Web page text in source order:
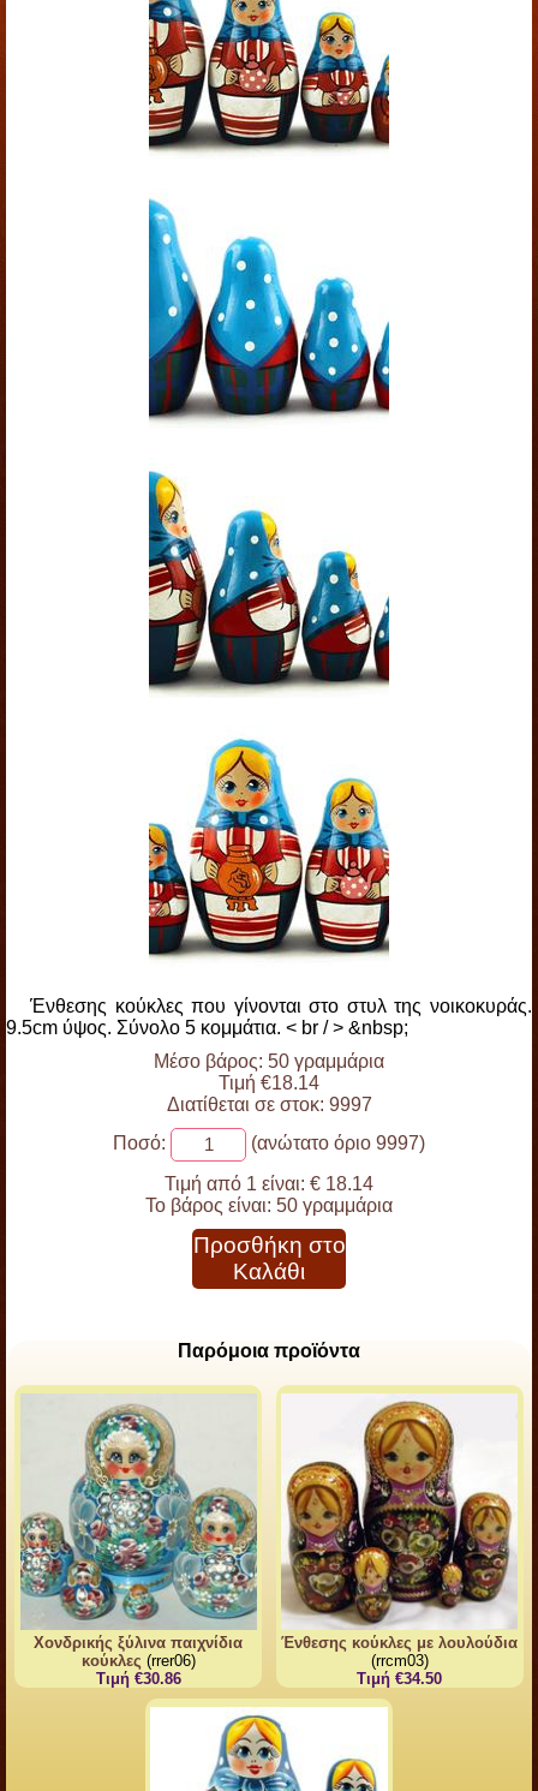
Ένθεσης κούκλες που γίνονται στο στυλ της νοικοκυράς.
9.5cm ύψος. Σύνολο 5 κομμάτια. < br / > &nbsp;
Μέσο βάρος: 50 γραμμάρια
Τιμή €18.14
Διατίθεται σε στοκ: 9997
Ποσό:
(ανώτατο όριο 9997)
Τιμή από 1 είναι: € 18.14
Το βάρος είναι: 50 γραμμάρια
Προσθήκη στο
Καλάθι
Παρόμοια προϊόντα
Χονδρικής ξύλινα παιχνίδια
κούκλες (rrer06)
Τιμή €30.86
Ένθεσης κούκλες με λουλούδια
(rrcm03)
Τιμή €34.50